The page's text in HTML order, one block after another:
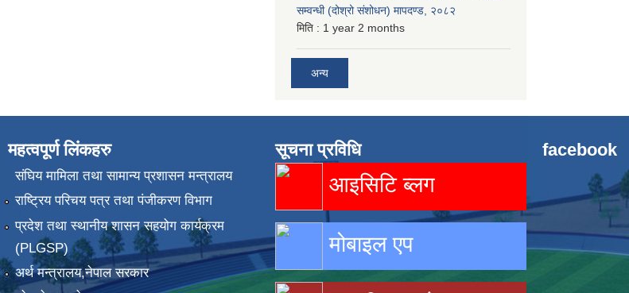
सम्वन्धी (दोश्रो संशोधन) मापदण्ड, २०८२
मिति : 1 year 2 months
अन्य
महत्वपूर्ण लिंकहरु
संघिय मामिला तथा सामान्य प्रशासन मन्त्रालय
राष्ट्रिय परिचय पत्र तथा पंजीकरण विभाग
प्रदेश तथा स्थानीय शासन सहयोग कार्यक्रम
(PLGSP)
अर्थ मन्त्रालय,नेपाल सरकार
सूचना प्रविधि
आइसिटि ब्लग
मोबाइल एप
facebook